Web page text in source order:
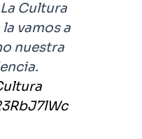
Cultura
vamos a
nuestra